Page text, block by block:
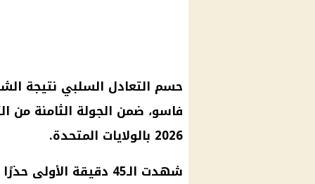
حسم التعادل السلبي نتيجة
فاسو، ضمن الجولة الثامنة من
2026 بالولايات المتحدة.
شهدت الـ45 دقيقة